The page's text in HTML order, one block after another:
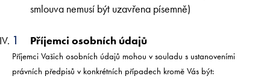
smlouva nemusí být uzavřena písemně)
Příjemci osobních údajů
Příjemci Vašich osobních údajů mohou v souladu s ustanoveními
právních předpisů v konkrétních případech kromě Vás být: